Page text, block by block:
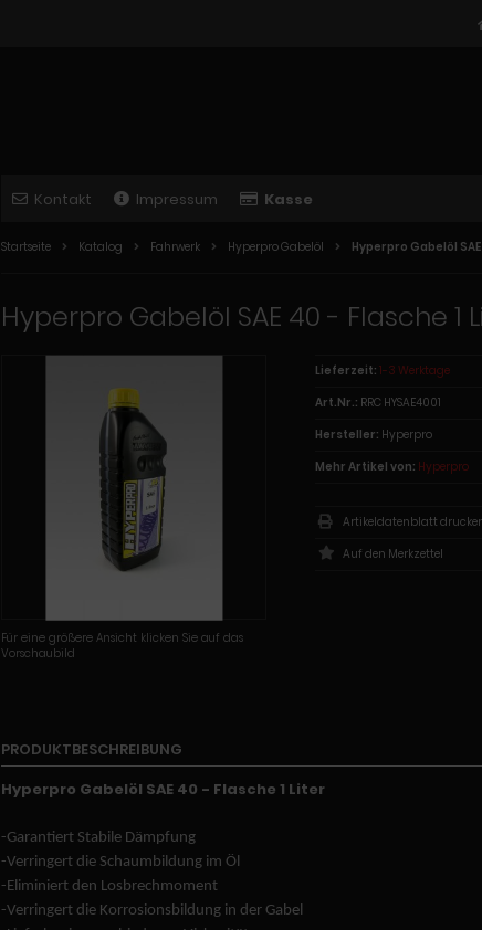
Kontakt Impressum Kasse
Startseite Katalog Fahrwerk Hyperpro Gabelöl Hyperpro Gabelöl
Hyperpro Gabelöl SAE 40 - Flasche 1
Für eine größere Ansicht klicken Sie auf das
Vorschaubild
Lieferzeit: 1-3 Werktage
Art.Nr.: RRC HYSAE4001
Hersteller: Hyperpro
Mehr Artikel von: Hyperpro
Artikeldatenblatt
PRODUKTBESCHREIBUNG
Hyperpro Gabelöl SAE 40 - Flasche 1 Liter
-Garantiert Stabile Dämpfung
-Verringert die Schaumbildung im Öl
-Eliminiert den Losbrechmoment
-Verringert die Korrosionsbildung in der Gabel